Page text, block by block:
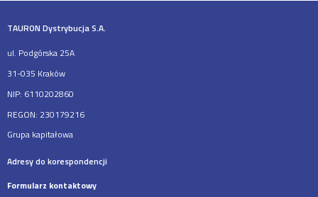
TAURON Dystrybucja S.A.
ul. Podgórska 25A
31-035 Kraków
NIP: 6110202860
REGON: 230179216
Grupa kapitałowa
Adresy do korespondencji
Formularz kontaktowy